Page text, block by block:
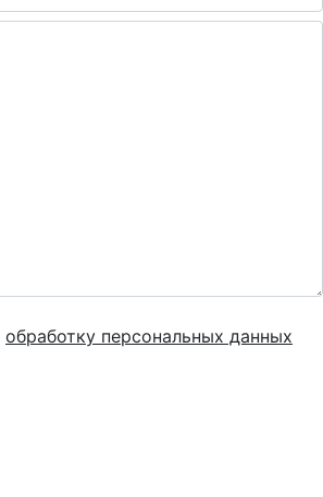
обработку персональных данных